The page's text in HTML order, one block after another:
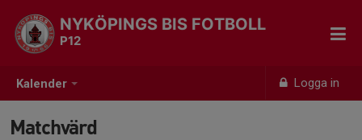
Kalender Logga in
NYKÖPINGS BIS FOTBOLL
P12
Matchvärd